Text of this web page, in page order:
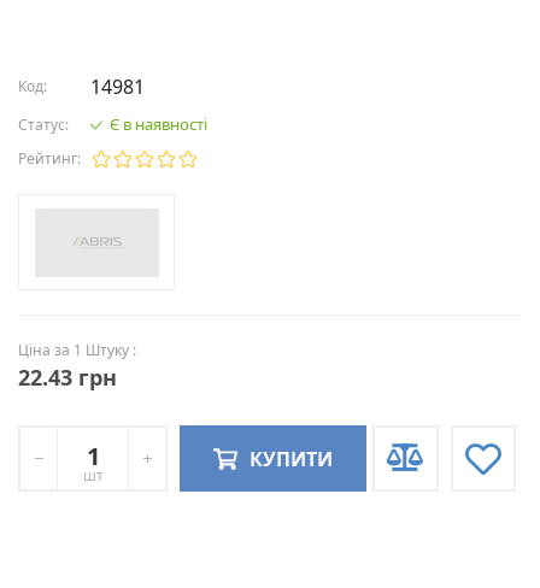
Код: 14981
Статус: Є в наявності
Рейтинг:
Ціна за 1 Штуку :
22.43 грн
шт
КУПИТИ